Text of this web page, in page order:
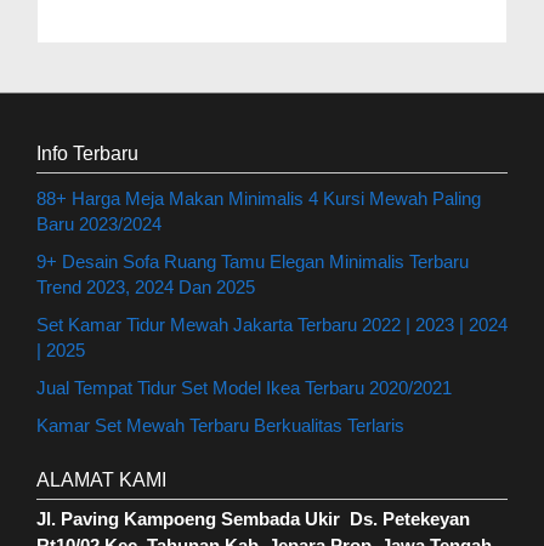
Info Terbaru
88+ Harga Meja Makan Minimalis 4 Kursi Mewah Paling
Baru 2023/2024
9+ Desain Sofa Ruang Tamu Elegan Minimalis Terbaru
Trend 2023, 2024 Dan 2025
Set Kamar Tidur Mewah Jakarta Terbaru 2022 | 2023 | 2024
| 2025
Jual Tempat Tidur Set Model Ikea Terbaru 2020/2021
Kamar Set Mewah Terbaru Berkualitas Terlaris
ALAMAT KAMI
Jl. Paving Kampoeng Sembada Ukir Ds. Petekeyan